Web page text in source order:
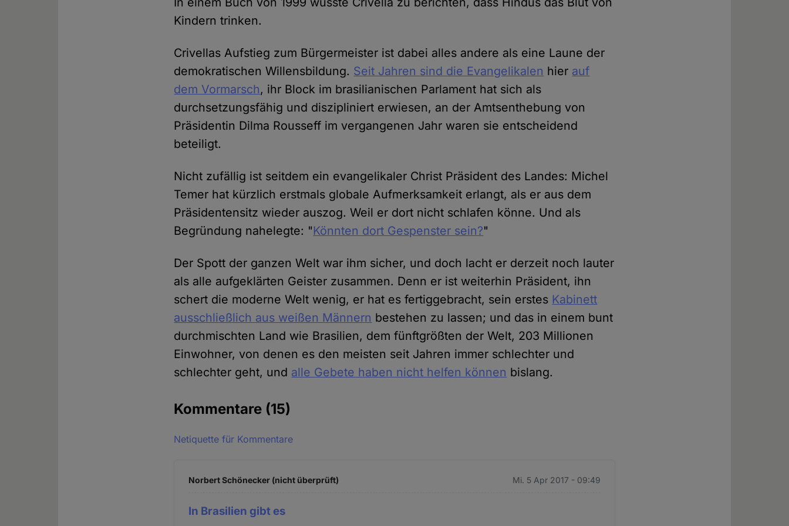
Kindern trinken.
Crivellas Aufstieg zum Bürgermeister ist dabei alles andere als eine Laune der
demokratischen Willensbildung. Seit Jahren sind die Evangelikalen hier auf
dem Vormarsch, ihr Block im brasilianischen Parlament hat sich als
durchsetzungsfähig und diszipliniert erwiesen, an der Amtsenthebung von
Präsidentin Dilma Rousseff im vergangenen Jahr waren sie entscheidend
beteiligt.
Nicht zufällig ist seitdem ein evangelikaler Christ Präsident des Landes: Michel
Temer hat kürzlich erstmals globale Aufmerksamkeit erlangt, als er aus dem
Präsidentensitz wieder auszog. Weil er dort nicht schlafen könne. Und als
Begründung nahelegte: "Könnten dort Gespenster sein?"
Der Spott der ganzen Welt war ihm sicher, und doch lacht er derzeit noch lauter
als alle aufgeklärten Geister zusammen. Denn er ist weiterhin Präsident, ihn
schert die moderne Welt wenig, er hat es fertiggebracht, sein erstes Kabinett
ausschließlich aus weißen Männern bestehen zu lassen; und das in einem bunt
durchmischten Land wie Brasilien, dem fünftgrößten der Welt, 203 Millionen
Einwohner, von denen es den meisten seit Jahren immer schlechter und
schlechter geht, und alle Gebete haben nicht helfen können bislang.
Kommentare (15)
Netiquette für Kommentare
Norbert Schönecker (nicht überprüft) Mi. 5 Apr 2017 - 09:49
In Brasilien gibt es